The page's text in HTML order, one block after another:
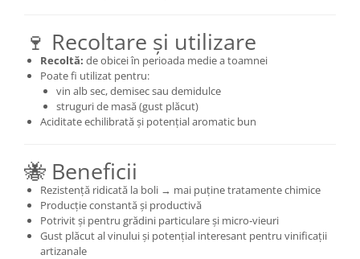
🍷 Recoltare și utilizare
Recoltă: de obicei în perioada medie a toamnei
Poate fi utilizat pentru:
vin alb sec, demisec sau demidulce
struguri de masă (gust plăcut)
Aciditate echilibrată și potențial aromatic bun
🐝 Beneficii
Rezistență ridicată la boli → mai puține tratamente chimice
Producție constantă și productivă
Potrivit și pentru grădini particulare și micro‑vieuri
Gust plăcut al vinului și potențial interesant pentru vinificații
artizanale